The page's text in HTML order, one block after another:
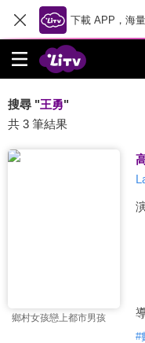
下載 APP，海
搜尋 "王勇"
共 3 筆結果
鄉村女孩戀上都市男孩
#